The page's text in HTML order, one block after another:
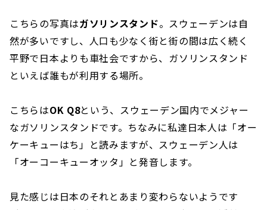
こちらの写真はガソリンスタンド。スウェーデンは自
然が多いですし、人口も少なく街と街の間は広く続く
平野で日本よりも車社会ですから、ガソリンスタンド
といえば誰もが利用する場所。
こちらはOK Q8という、スウェーデン国内でメジャー
なガソリンスタンドです。ちなみに私達日本人は「オー
ケーキューはち」と読みますが、スウェーデン人は
「オーコーキューオッタ」と発音します。
見た感じは日本のそれとあまり変わらないようです